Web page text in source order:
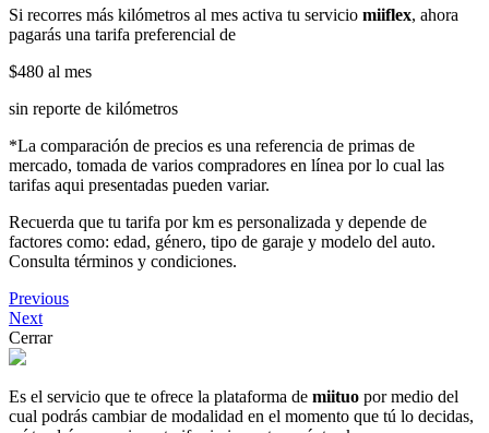
Si recorres más kilómetros al mes activa tu servicio miiflex, ahora
pagarás una tarifa preferencial de
$480 al mes
sin reporte de kilómetros
*La comparación de precios es una referencia de primas de
mercado, tomada de varios compradores en línea por lo cual las
tarifas aqui presentadas pueden variar.
Recuerda que tu tarifa por km es personalizada y depende de
factores como: edad, género, tipo de garaje y modelo del auto.
Consulta términos y condiciones.
Previous
Next
Cerrar
Es el servicio que te ofrece la plataforma de miituo por medio del
cual podrás cambiar de modalidad en el momento que tú lo decidas,